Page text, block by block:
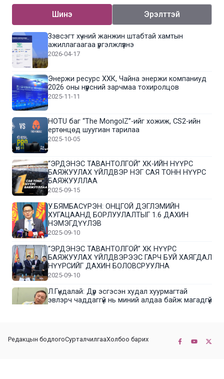
Шинэ Эрэлттэй
Зэвсэгт хүчний жанжин штабтай хамтын
ажиллагаагаа үргэлжлүүлнэ
2026-04-17
Энержи ресурс ХХК, Чайна энержи компаниуд
2026 оны нүүрсний зарчмаа тохиролцов
2025-11-11
HOTU баг “The MongolZ”-ийг хожиж, CS2-ийн
ертөнцөд шуугиан тарилаа
2025-10-05
“ЭРДЭНЭС ТАВАНТОЛГОЙ” ХК-ИЙН НҮҮРС
БАЯЖУУЛАХ ҮЙЛДВЭР НЭГ САЯ ТОНН НҮҮРС
БАЯЖУУЛЛАА
2025-09-15
У.БЯМБАСҮРЭН: ОНЦГОЙ ДЭГЛЭМИЙН
ХУГАЦААНД БОРЛУУЛАЛТЫГ 1.6 ДАХИН
НЭМЭГДҮҮЛЭВ
2025-09-10
“ЭРДЭНЭС ТАВАНТОЛГОЙ” ХК НҮҮРС
БАЯЖУУЛАХ ҮЙЛДВЭРЭЭС ГАРЧ БУЙ ХАЯГДАЛ
НҮҮРСИЙГ ДАХИН БОЛОВСРУУЛНА
2025-09-10
Л.Гүндалай: Дүр эсгэсэн худал хуурмагтай
эвлэрч чаддаггүй нь миний алдаа байж магадгүй
БАГИЙН ИРГЭДИЙН ТӨЛӨӨЛӨЛ НҮҮРС
Редакцын бодлогоСурталчилгааХолбоо барих